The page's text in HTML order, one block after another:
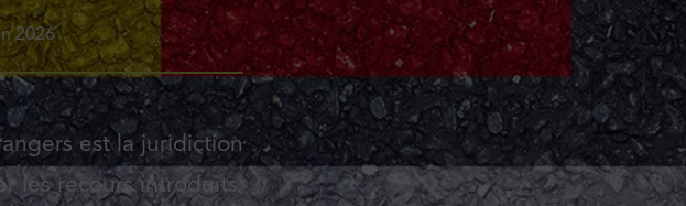
2026
est la juridiction
les recours introduits